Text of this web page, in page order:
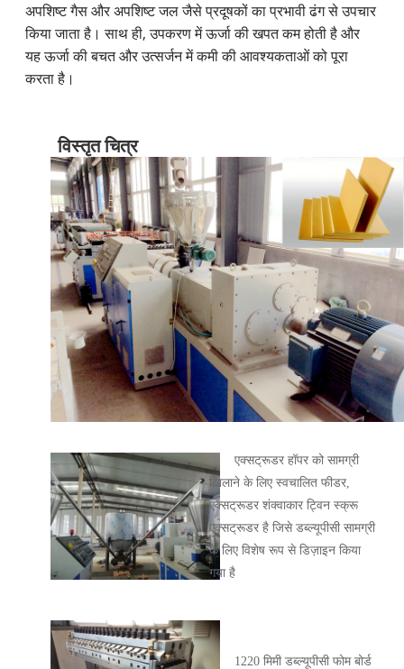
अपशिष्ट गैस और अपशिष्ट जल जैसे प्रदूषकों का प्रभावी ढंग से उपचार
किया जाता है। साथ ही, उपकरण में ऊर्जा की खपत कम होती है और
यह ऊर्जा की बचत और उत्सर्जन में कमी की आवश्यकताओं को पूरा
करता है।
विस्तृत चित्र
एक्सट्रूडर हॉपर को सामग्री
खिलाने के लिए स्वचालित फीडर,
एक्सट्रूडर शंक्वाकार ट्विन स्क्रू
एक्सट्रूडर है जिसे डब्ल्यूपीसी सामग्री
के लिए विशेष रूप से डिज़ाइन किया
गया है
1220 मिमी डब्ल्यूपीसी फोम बोर्ड